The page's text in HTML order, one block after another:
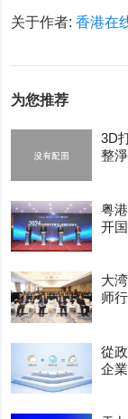
关于作者:香港在
为您推荐
3D
整
粤
开
大
师
從
企